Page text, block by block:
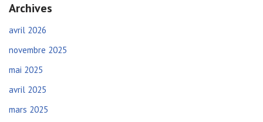
Archives
avril 2026
novembre 2025
mai 2025
avril 2025
mars 2025